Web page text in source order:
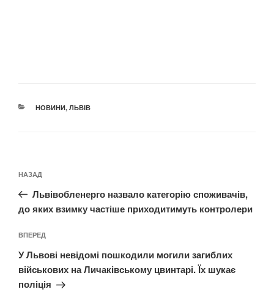
КАТЕГОРІЇ
НОВИНИ, ЛЬВІВ
записів
Попередній
запис:
НАЗАД
Львівобленерго назвало категорію споживачів,
до яких взимку частіше приходитимуть контролери
Наступний
запис
ВПЕРЕД
У Львові невідомі пошкодили могили загиблих
військових на Личаківському цвинтарі. Їх шукає
поліція